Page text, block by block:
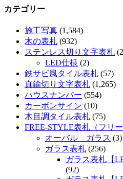
カテゴリー
施工写真 (1,584)
木の表札 (932)
ステンレス切り文字表札
LED仕様 (2)
鉄サビ風タイル表札 (57)
真鍮切り文字表札 (1,265)
ハウスナンバー (554)
カーボンサイン (10)
木目調タイル表札 (75)
FREE-STYLE表札（フリ
オーバル ガラス (3)
ガラス表札 (256)
ガラス表札【
(92)